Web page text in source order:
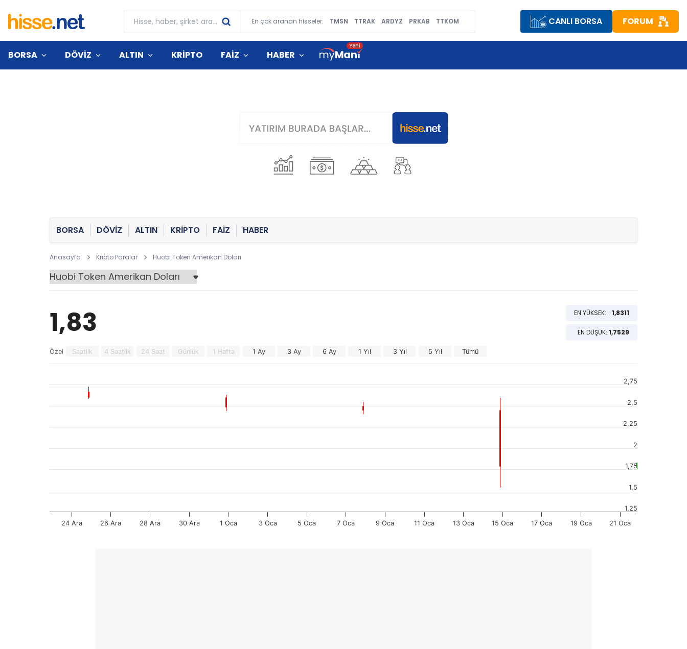
En çok aranan hisseler: TMSN TTRAK ARDYZ PRKAB TTKOM CANLI BORSA FORUM
BORSA DÖVİZ ALTIN KRİPTO FAİZ HABER
BORSA DÖVİZ ALTIN KRİPTO FAİZ HABER
Anasayfa Kripto Paralar Huobi Token Amerikan Doları
1,83 EN YÜKSEK: 1,8311
EN DÜŞÜK: 1,7529
Özel Saatlik 4 Saatlik 24 Saat Günlük 1 Hafta 1 Ay 3 Ay 6 Ay 1 Yıl 3 Yıl 5 Yıl Tümü
24 Ara 26 Ara 28 Ara 30 Ara 1 Oca 3 Oca 5 Oca 7 Oca 9 Oca 11 Oca 13 Oca 15 Oca 17 Oca 19 Oca 21 Oca
1,25
1,5
1,75
2
2,25
2,5
2,75